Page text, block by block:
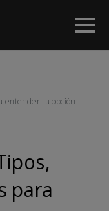
entender tu opción
para